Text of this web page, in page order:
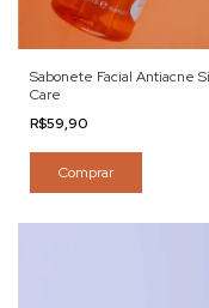
Sabonete Facial Antiacne
Care
R$59,90
Comprar